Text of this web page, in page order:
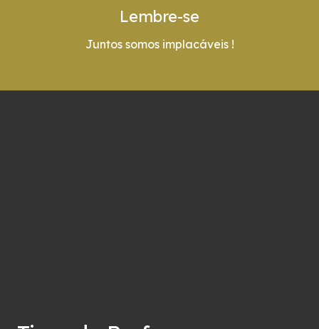
Lembre-se
Juntos somos implacáveis !